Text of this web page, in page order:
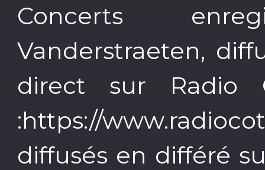
Concerts
Vanderstraeten,
direct sur Radio
:https://
diffusés en différé